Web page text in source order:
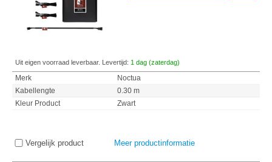
Uit eigen voorraad leverbaar. Levertijd: 1 dag (zaterdag)
Merk
Noctua
Kabellengte
0.30 m
Kleur Product
Zwart
Vergelijk product Meer productinformatie